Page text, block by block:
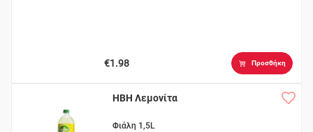
€1.98 Προσθήκη
ΗΒΗ Λεμονίτα
Φιάλη 1,5L